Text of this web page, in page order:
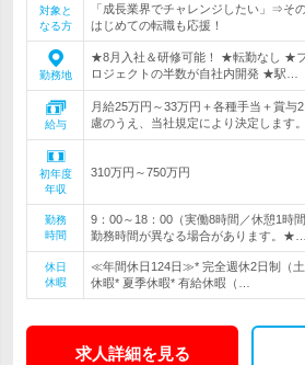
対象と
なる方
「成長業界でチャレンジしたい」⇒そ
はじめての転職も応援！
勤務地
★8月入社＆研修可能！ ★転勤なし ★
ロジェクトの半数が自社内開発 ★駅…
給与
月給25万円～33万円＋各種手当＋賞
慮のうえ、当社規定により決定します
初年度
年収
310万円～750万円
勤務
時間
9：00～18：00（実働8時間／休憩1時
勤務時間が異なる場合があります。★…
休日
休暇
≪年間休日124日≫* 完全週休2日制（
休暇* 夏季休暇* 有給休暇（…
求人詳細を見る